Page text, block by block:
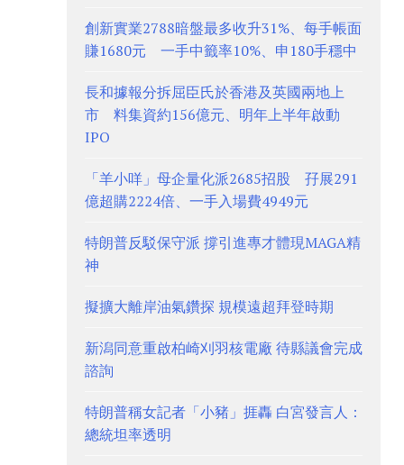
創新實業2788暗盤最多收升31%、每手帳面
賺1680元 一手中籤率10%、申180手穩中
長和據報分拆屈臣氏於香港及英國兩地上
市 料集資約156億元、明年上半年啟動
IPO
「羊小咩」母企量化派2685招股 孖展291
億超購2224倍、一手入場費4949元
特朗普反駁保守派 撐引進專才體現MAGA精
神
擬擴大離岸油氣鑽探 規模遠超拜登時期
新潟同意重啟柏崎刈羽核電廠 待縣議會完成
諮詢
特朗普稱女記者「小豬」捱轟 白宮發言人：
總統坦率透明